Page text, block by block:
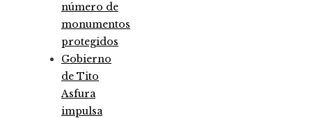
número de
monumentos
protegidos
Gobierno
de Tito
Asfura
impulsa